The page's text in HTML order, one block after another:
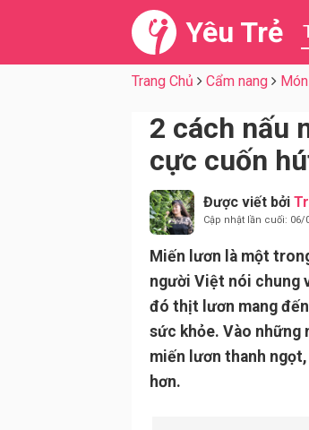
Yêu Trẻ
Trang Chủ Cẩm nang
2 cách nấu
cực cuốn
Được viết bởi
Cập nhật lần cuối: 06/
Miến lươn là một
người Việt nói chung
đó thịt lươn mang
sức khỏe. Vào những
miến lươn thanh
hơn.